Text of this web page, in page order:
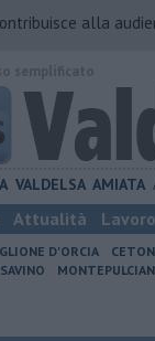
alla
VALDELSA AMIATA
Attualità Lavoro
D'ORCIA